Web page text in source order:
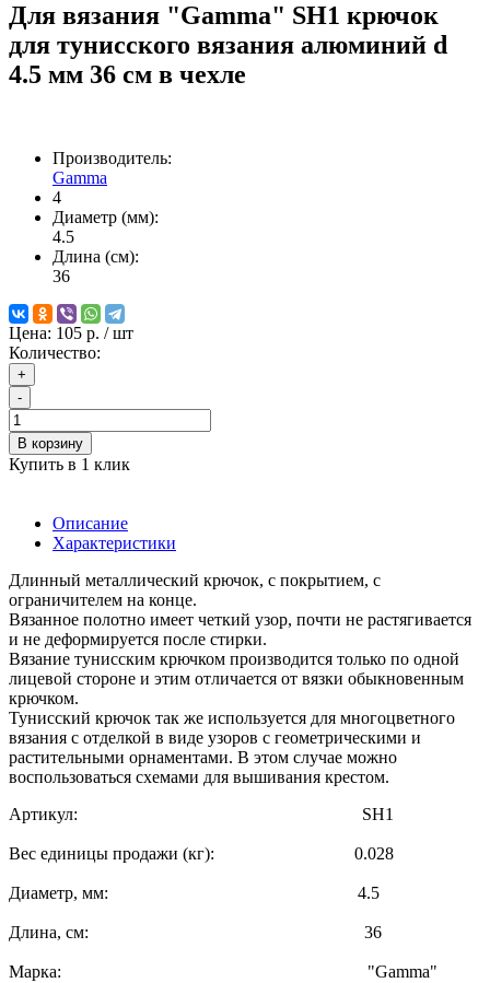
Для вязания "Gamma" SH1 крючок
для тунисского вязания алюминий d
4.5 мм 36 см в чехле
Производитель:
Gamma
4
Диаметр (мм):
4.5
Длина (см):
36
Цена: 105 р. / шт
Количество:
+
-
В корзину
Купить в 1 клик
Описание
Характеристики
Длинный металлический крючок, с покрытием, с
ограничителем на конце.
Вязанное полотно имеет четкий узор, почти не растягивается
и не деформируется после стирки.
Вязание тунисским крючком производится только по одной
лицевой стороне и этим отличается от вязки обыкновенным
крючком.
Тунисский крючок так же используется для многоцветного
вязания с отделкой в виде узоров с геометрическими и
растительными орнаментами. В этом случае можно
воспользоваться схемами для вышивания крестом.
Артикул: SH1
Вес единицы продажи (кг): 0.028
Диаметр, мм: 4.5
Длина, см: 36
Марка: "Gamma"